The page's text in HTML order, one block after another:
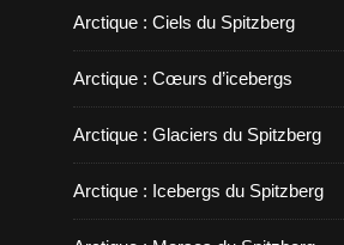
Arctique : Ciels du Spitzberg
Arctique : Cœurs d’icebergs
Arctique : Glaciers du Spitzberg
Arctique : Icebergs du Spitzberg